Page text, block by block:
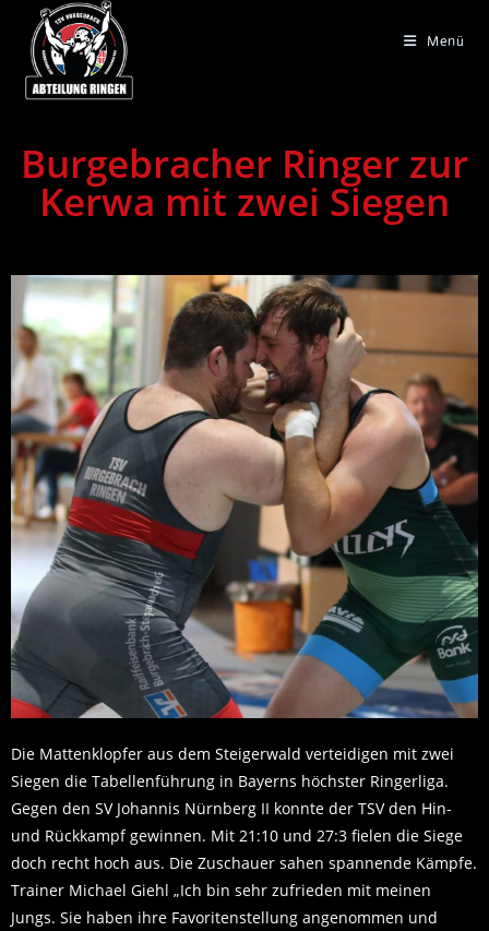
Menü
Burgebracher Ringer zur
Kerwa mit zwei Siegen
Die Mattenklopfer aus dem Steigerwald verteidigen mit zwei
Siegen die Tabellenführung in Bayerns höchster Ringerliga.
Gegen den SV Johannis Nürnberg II konnte der TSV den Hin-
und Rückkampf gewinnen. Mit 21:10 und 27:3 fielen die Siege
doch recht hoch aus. Die Zuschauer sahen spannende Kämpfe.
Trainer Michael Giehl „Ich bin sehr zufrieden mit meinen
Jungs. Sie haben ihre Favoritenstellung angenommen und